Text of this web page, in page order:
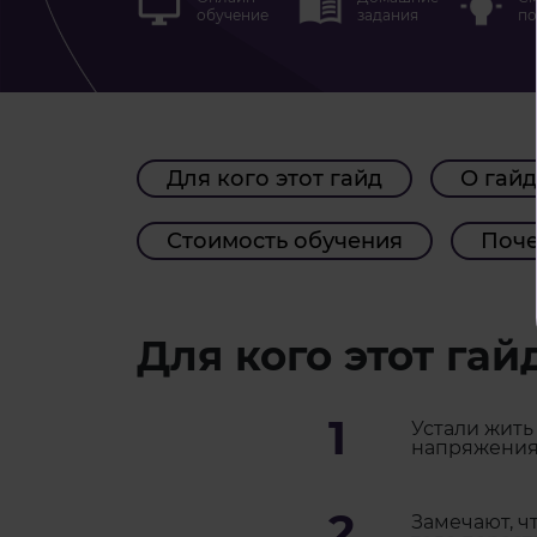
обучение
задания
Для кого этот гайд О гайде
Стоимость обучения
Для кого этот
1
Устали
Замечают,